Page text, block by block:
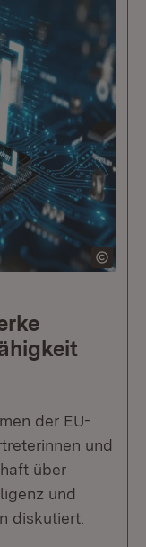
der EU-
und
über
und
diskutiert.